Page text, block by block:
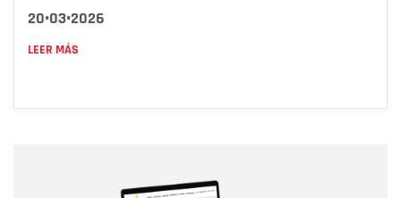
20•03•2026
LEER MÁS